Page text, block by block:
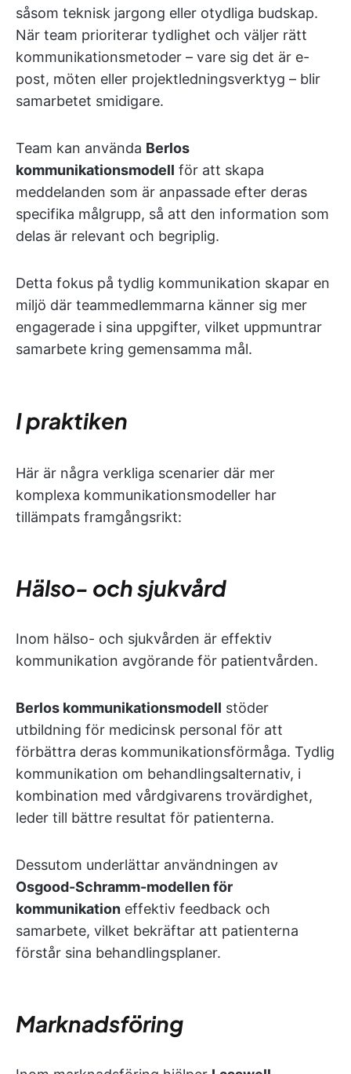
såsom teknisk jargong eller otydliga budskap.
När team prioriterar tydlighet och väljer rätt
kommunikationsmetoder – vare sig det är e-
post, möten eller projektledningsverktyg – blir
samarbetet smidigare.
Team kan använda Berlos
kommunikationsmodell för att skapa
meddelanden som är anpassade efter deras
specifika målgrupp, så att den information som
delas är relevant och begriplig.
Detta fokus på tydlig kommunikation skapar en
miljö där teammedlemmarna känner sig mer
engagerade i sina uppgifter, vilket uppmuntrar
samarbete kring gemensamma mål.
I praktiken
Här är några verkliga scenarier där mer
komplexa kommunikationsmodeller har
tillämpats framgångsrikt:
Hälso- och sjukvård
Inom hälso- och sjukvården är effektiv
kommunikation avgörande för patientvården.
Berlos kommunikationsmodell stöder
utbildning för medicinsk personal för att
förbättra deras kommunikationsförmåga. Tydlig
kommunikation om behandlingsalternativ, i
kombination med vårdgivarens trovärdighet,
leder till bättre resultat för patienterna.
Dessutom underlättar användningen av
Osgood-Schramm-modellen för
kommunikation effektiv feedback och
samarbete, vilket bekräftar att patienterna
förstår sina behandlingsplaner.
Marknadsföring